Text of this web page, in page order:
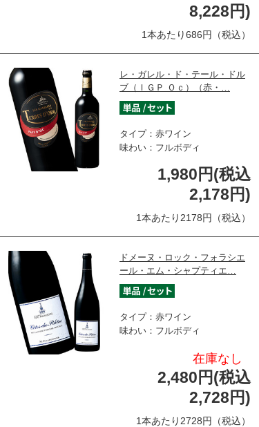
8,228円)
1本あたり686円（税込）
レ・ガレル・ド・テール・ドル
ブ（ＩＧＰ Ｏｃ）（赤・…
タイプ：赤ワイン
味わい：フルボディ
1,980円(税込
2,178円)
1本あたり2178円（税込）
ドメーヌ・ロック・フォラシエ
ール・エム・シャプティエ…
タイプ：赤ワイン
味わい：フルボディ
在庫なし
2,480円(税込
2,728円)
1本あたり2728円（税込）